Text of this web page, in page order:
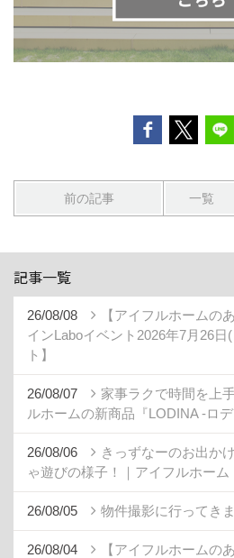
前の記事 一覧
記事一覧
26/08/08
【アイフルホームの
インLaboイベント2026年7月26
ト】
26/08/07
家事ラクで時間を上
ルホームの新商品『LODINA -ロデ
26/08/06
きっずなーのお出か
ゃ遊びの様子！｜アイフルホーム
26/08/05 物件撮影に行ってき
26/08/04
【アイフルホームの